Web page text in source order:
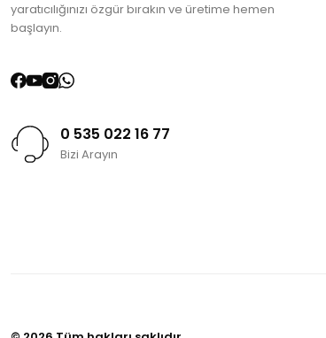
yaratıcılığınızı özgür bırakın ve üretime hemen
başlayın.
0 535 022 16 77
Bizi Arayın